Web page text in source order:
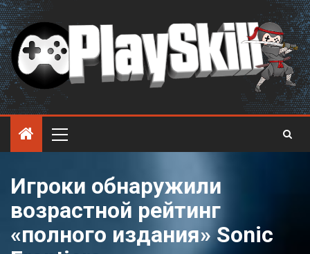
Игроки обнаружили
возрастной рейтинг
«полного издания» Sonic